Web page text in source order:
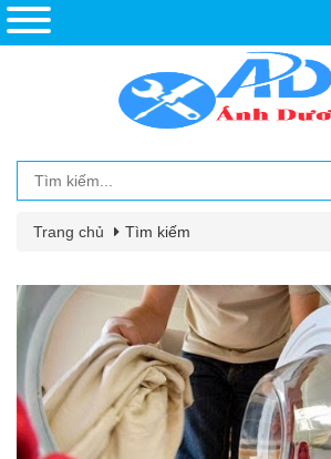
Trang chủ Tìm kiếm